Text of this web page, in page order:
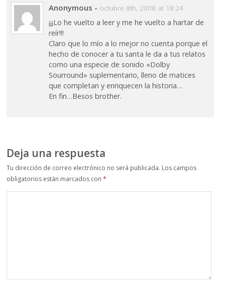
Anonymous - octubre 8th, 2008 at 18:24
¡¡¡Lo he vuelto a leer y me he vuelto a hartar de
reír!!!
Claro que lo mío a lo mejor no cuenta porque el
hecho de conocer a tu santa le da a tus relatos
como una especie de sonido «Dolby
Sourround» suplementario, lleno de matices
que completan y enriquecen la historia…
En fin…Besos brother.
Deja una respuesta
Tu dirección de correo electrónico no será publicada. Los campos
obligatorios están marcados con*